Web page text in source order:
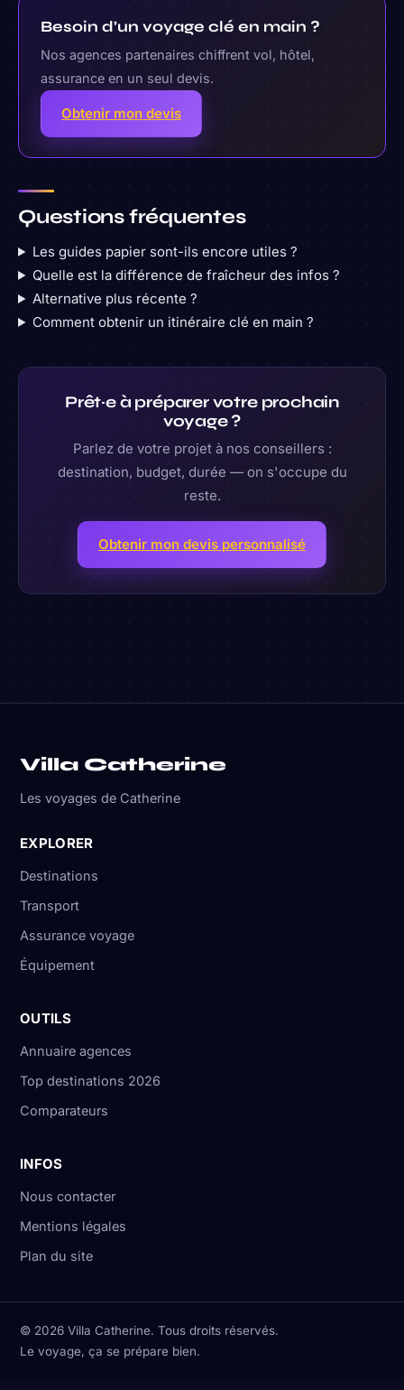
Besoin d’un voyage clé en main ?
Nos agences partenaires chiffrent vol, hôtel,
assurance en un seul devis.
Obtenir mon devis
Questions fréquentes
Les guides papier sont-ils encore utiles ?
Quelle est la différence de fraîcheur des infos ?
Alternative plus récente ?
Comment obtenir un itinéraire clé en main ?
Prêt·e à préparer votre prochain
voyage ?
Parlez de votre projet à nos conseillers :
destination, budget, durée — on s'occupe du
reste.
Obtenir mon devis personnalisé
Villa Catherine
Les voyages de Catherine
EXPLORER
Destinations
Transport
Assurance voyage
Équipement
OUTILS
Annuaire agences
Top destinations 2026
Comparateurs
INFOS
Nous contacter
Mentions légales
Plan du site
© 2026 Villa Catherine. Tous droits réservés.
Le voyage, ça se prépare bien.